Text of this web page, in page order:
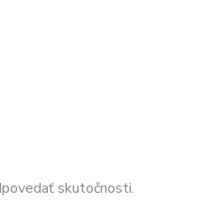
skutočnosti.